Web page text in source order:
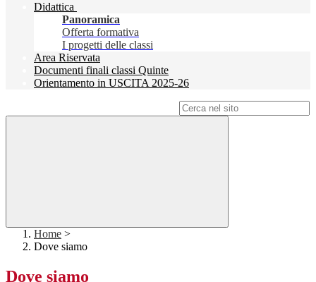
Didattica
Panoramica
Offerta formativa
I progetti delle classi
Area Riservata
Documenti finali classi Quinte
Orientamento in USCITA 2025-26
Home >
Dove siamo
Dove siamo